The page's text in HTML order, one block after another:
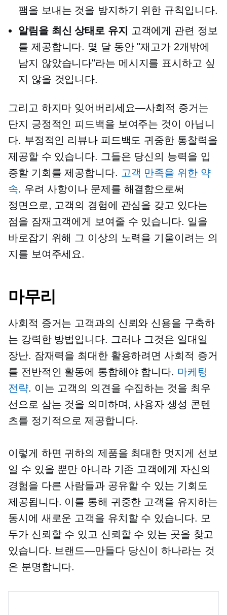
팸을 보내는 것을 방지하기 위한 규칙입니다.
알림을 최신 상태로 유지
고객에게 관련 정보
를 제공합니다. 몇 달 동안 "재고가 2개밖에
남지 않았습니다"라는 메시지를 표시하고 싶
지 않을 것입니다.
그리고 하지마 잊어버리세요—사회적 증거는
단지 긍정적인 피드백을 보여주는 것이 아닙니
다. 부정적인 리뷰나 피드백도 귀중한 통찰력을
제공할 수 있습니다. 그들은 당신의 능력을 입
증할 기회를 제공합니다. 고객 만족을 위한 약
속. 우려 사항이나 문제를 해결함으로써
정면으로, 고객의 경험에 관심을 갖고 있다는
점을 잠재고객에게 보여줄 수 있습니다. 일을
바로잡기 위해 그 이상의 노력을 기울이려는 의
지를 보여주세요.
마무리
사회적 증거는 고객과의 신뢰와 신용을 구축하
는 강력한 방법입니다. 그러나 그것은 일대일
장난. 잠재력을 최대한 활용하려면 사회적 증거
를 전반적인 활동에 통합해야 합니다. 마케팅
전략. 이는 고객의 의견을 수집하는 것을 최우
선으로 삼는 것을 의미하며, 사용자 생성 콘텐
츠를 정기적으로 제공합니다.
이렇게 하면 귀하의 제품을 최대한 멋지게 선보
일 수 있을 뿐만 아니라 기존 고객에게 자신의
경험을 다른 사람들과 공유할 수 있는 기회도
제공됩니다. 이를 통해 귀중한 고객을 유지하는
동시에 새로운 고객을 유치할 수 있습니다. 모
두가 신뢰할 수 있고 신뢰할 수 있는 곳을 찾고
있습니다. 브랜드—만들다당신이 하나라는 것
은 분명합니다.